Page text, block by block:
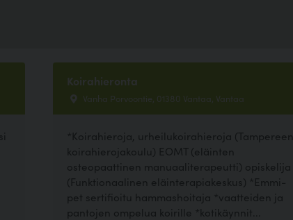
Koirahieronta
Vanha Porvoontie, 01380 Vantaa, Vantaa
*Koirahieroja, urheilukoirahieroja (Tampereen
koirahierojakoulu) EOMT (eläinten
osteopaattinen manuaaliterapeutti) opiskelija
(Funktionaalinen eläinterapiakeskus) *Emmi-
pet sertifioitu hammashoitaja *vaatteiden ja
pantojen ompelua koirille *kotikäynnit...